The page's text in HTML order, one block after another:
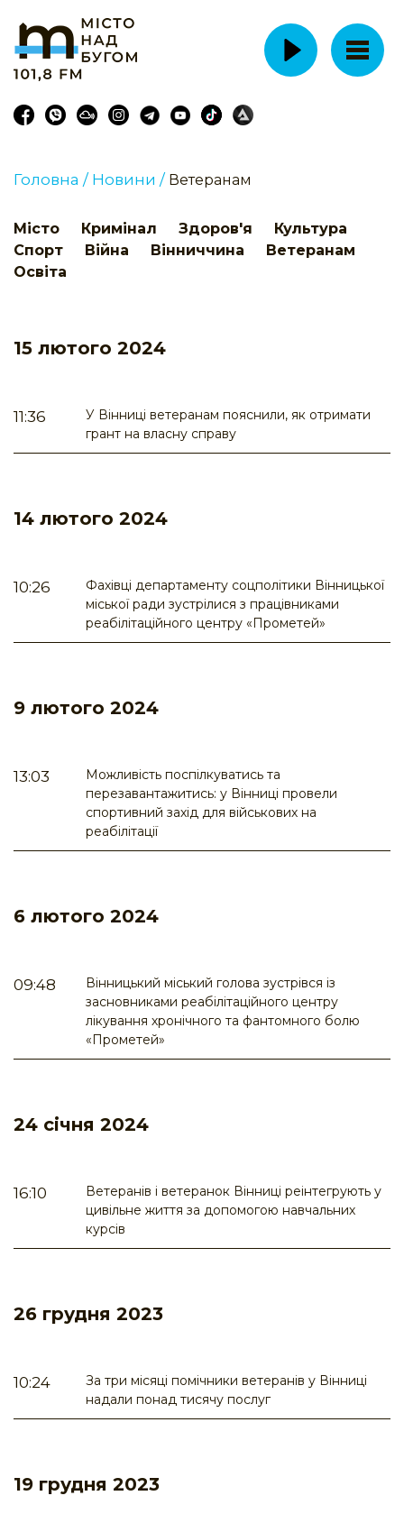
Головна / Новини / Ветеранам
Місто Кримінал Здоров'я
Культура
Спорт
Війна Вінниччина
Ветеранам
Освіта
15 лютого 2024
11:36
У Вінниці ветеранам пояснили, як отримати
грант на власну справу
14 лютого 2024
10:26
Фахівці департаменту соцполітики Вінницької
міської ради зустрілися з працівниками
реабілітаційного центру «Прометей»
9 лютого 2024
13:03
Можливість поспілкуватись та
перезавантажитись: у Вінниці провели
спортивний захід для військових на
реабілітації
6 лютого 2024
09:48
Вінницький міський голова зустрівся із
засновниками реабілітаційного центру
лікування хронічного та фантомного болю
«Прометей»
24 січня 2024
16:10
Ветеранів і ветеранок Вінниці реінтегрують у
цивільне життя за допомогою навчальних
курсів
26 грудня 2023
10:24
За три місяці помічники ветеранів у Вінниці
надали понад тисячу послуг
19 грудня 2023